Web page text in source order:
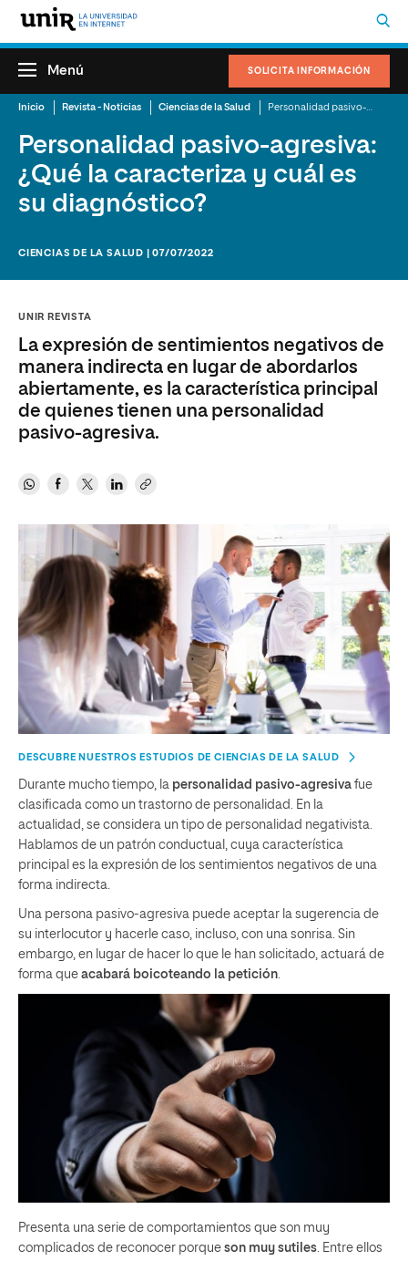
SOLICITA INFORMACIÓN
Menú
Inicio Revista - Noticias Ciencias de la Salud
Personalidad pasivo-agresiva:
¿Qué la caracteriza y cuál es
su diagnóstico?
CIENCIAS DE LA SALUD | 07/07/2022
UNIR REVISTA
La expresión de sentimientos negativos de
manera indirecta en lugar de abordarlos
abiertamente, es la característica principal
de quienes tienen una personalidad
pasivo-agresiva.
DESCUBRE NUESTROS ESTUDIOS DE CIENCIAS DE LA SALUD
Durante mucho tiempo, la personalidad pasivo-agresiva fue
clasificada como un trastorno de personalidad. En la
actualidad, se considera un tipo de personalidad negativista.
Hablamos de un patrón conductual, cuya característica
principal es la expresión de los sentimientos negativos de una
forma indirecta.
Una persona pasivo-agresiva puede aceptar la sugerencia de
su interlocutor y hacerle caso, incluso, con una sonrisa. Sin
embargo, en lugar de hacer lo que le han solicitado, actuará de
forma que acabará boicoteando la petición
Presenta una serie de comportamientos que son muy
complicados de reconocer porque son muy sutiles. Entre ellos